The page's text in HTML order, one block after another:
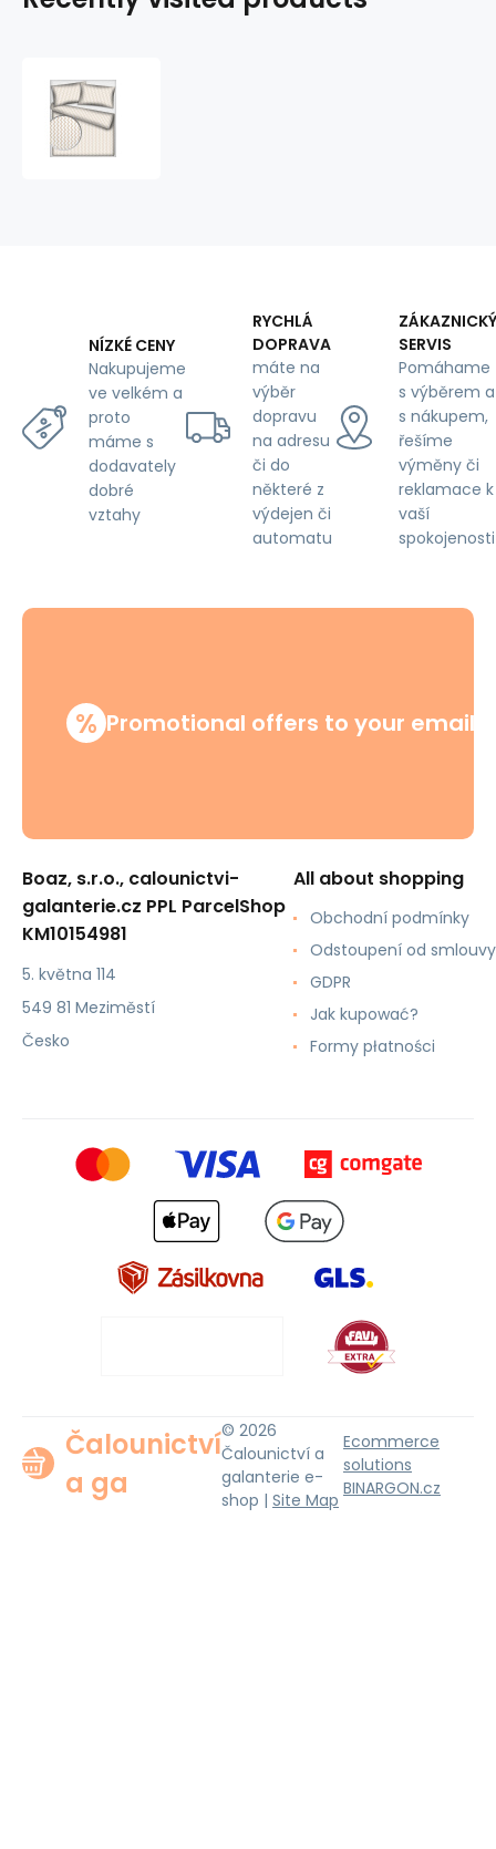
NÍZKÉ CENY
Nakupujeme
ve velkém a
proto
máme s
dodavately
dobré
vztahy
RYCHLÁ
DOPRAVA
máte na
výběr
dopravu
na adresu
či do
některé z
výdejen či
automatu
ZÁKAZNICKÝ
SERVIS
Pomáhame
s výběrem a
s nákupem,
řešíme
výměny či
reklamace k
vaší
spokojenosti
% Promotional offers to your email
Boaz, s.r.o., calounictvi-
galanterie.cz PPL ParcelShop
KM10154981
5. května 114
549 81 Meziměstí
Česko
All about shopping
Obchodní podmínky
Odstoupení od smlouvy
GDPR
Jak kupować?
Formy płatności
Čalounictví
a ga
© 2026
Čalounictví a
galanterie e-
shop | Site Map
Ecommerce
solutions
BINARGON.cz